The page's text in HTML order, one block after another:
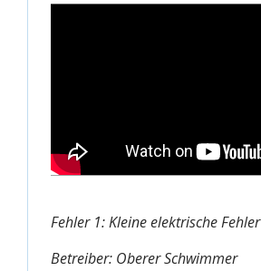
Fehler 1: Kleine elektrische Fehler
Betreiber: Oberer Schwimmer